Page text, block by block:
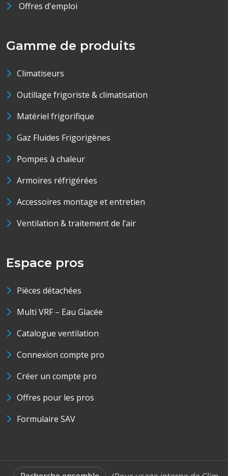
Offres d'emploi
Gamme de produits
Climatiseurs
Outillage frigoriste & climatisation
Matériel frigorifique
Gaz Fluides Frigorigènes
Pompes à chaleur
Armoires réfrigérées
Accessoires montage et entretien
Ventilation & traitement de l’air
Espace pros
Pièces détachées
Multi VRF – Eau Glacée
Catalogue ventilation
Connexion compte pro
Créer un compte pro
Offres pour les pros
Formulaire SAV